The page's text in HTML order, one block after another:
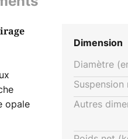
opale
Dimension
Diamètre
Autres